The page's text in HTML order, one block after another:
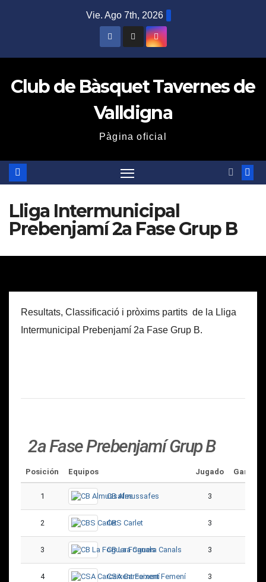
Vie. Ago 7th, 2026
Club de Bàsquet Tavernes de
Valldigna
Pàgina oficial
Lliga Intermunicipal
Prebenjamí 2a Fase Grup B
Resultats, Classificació i pròxims partits de la Lliga
Intermunicipal Prebenjamí 2a Fase Grup B.
2a Fase Prebenjamí Grup B
Posición Equipos Jugado Ganado
1 CB Almussafes 3
2 CBS Carlet 3
3 CB La Foguera Canals 3
4 CSA Carcaixent Femení 3